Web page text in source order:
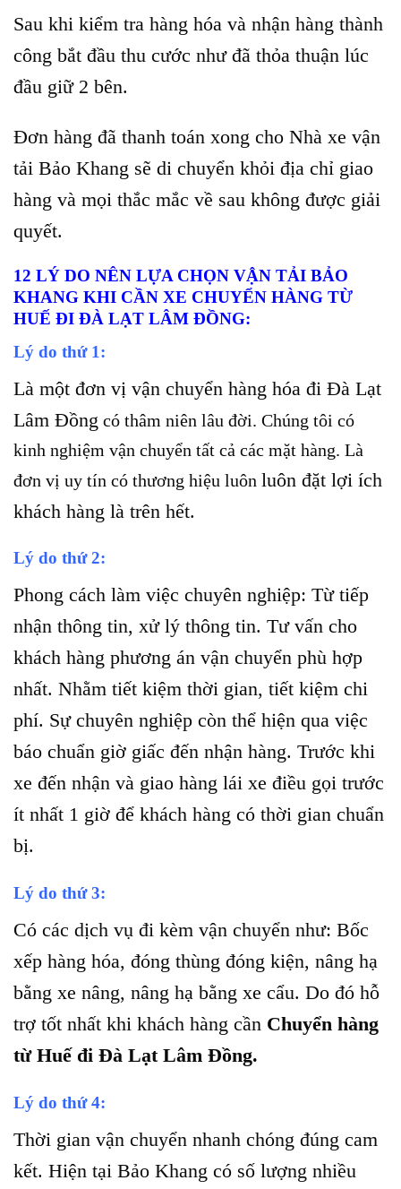
Sau khi kiểm tra hàng hóa và nhận hàng thành
công bắt đầu thu cước như đã thỏa thuận lúc
đầu giữ 2 bên.
Đơn hàng đã thanh toán xong cho Nhà xe vận
tải Bảo Khang sẽ di chuyển khỏi địa chỉ giao
hàng và mọi thắc mắc về sau không được giải
quyết.
12 LÝ DO NÊN LỰA CHỌN VẬN TẢI BẢO
KHANG KHI CẦN XE CHUYỂN HÀNG TỪ
HUẾ ĐI ĐÀ LẠT LÂM ĐỒNG:
Lý do thứ 1:
Là một đơn vị vận chuyển hàng hóa đi Đà Lạt
Lâm Đồng có thâm niên lâu đời. Chúng tôi có
kinh nghiệm vận chuyển tất cả các mặt hàng. Là
đơn vị uy tín có thương hiệu luôn luôn đặt lợi ích
khách hàng là trên hết.
Lý do thứ 2:
Phong cách làm việc chuyên nghiệp: Từ tiếp
nhận thông tin, xử lý thông tin. Tư vấn cho
khách hàng phương án vận chuyển phù hợp
nhất. Nhằm tiết kiệm thời gian, tiết kiệm chi
phí. Sự chuyên nghiệp còn thể hiện qua việc
báo chuẩn giờ giấc đến nhận hàng. Trước khi
xe đến nhận và giao hàng lái xe điều gọi trước
ít nhất 1 giờ để khách hàng có thời gian chuẩn
bị.
Lý do thứ 3:
Có các dịch vụ đi kèm vận chuyển như: Bốc
xếp hàng hóa, đóng thùng đóng kiện, nâng hạ
bằng xe nâng, nâng hạ bằng xe cẩu. Do đó hỗ
trợ tốt nhất khi khách hàng cần Chuyển hàng
từ Huế đi Đà Lạt Lâm Đồng.
Lý do thứ 4:
Thời gian vận chuyển nhanh chóng đúng cam
kết. Hiện tại Bảo Khang có số lượng nhiều